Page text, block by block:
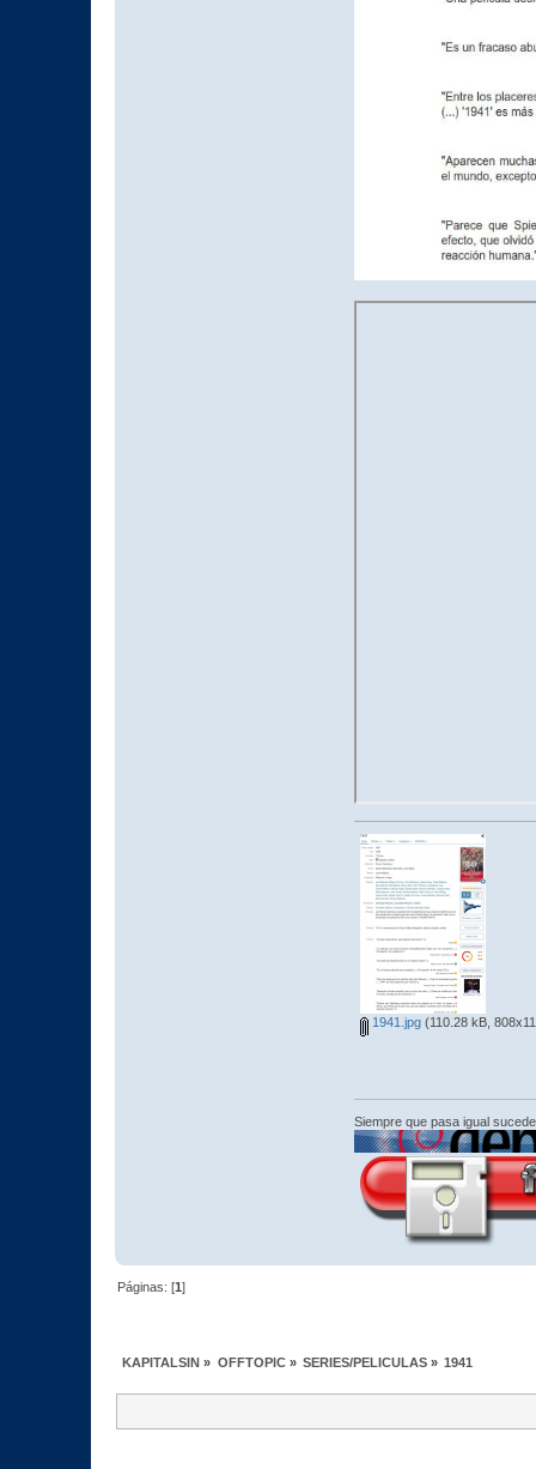
1941.jpg(110.28 kB,
Siempre que pasa igual
Páginas: [1]
KAPITALSIN » OFFTOPIC» SERIES/PELICULAS» 1941